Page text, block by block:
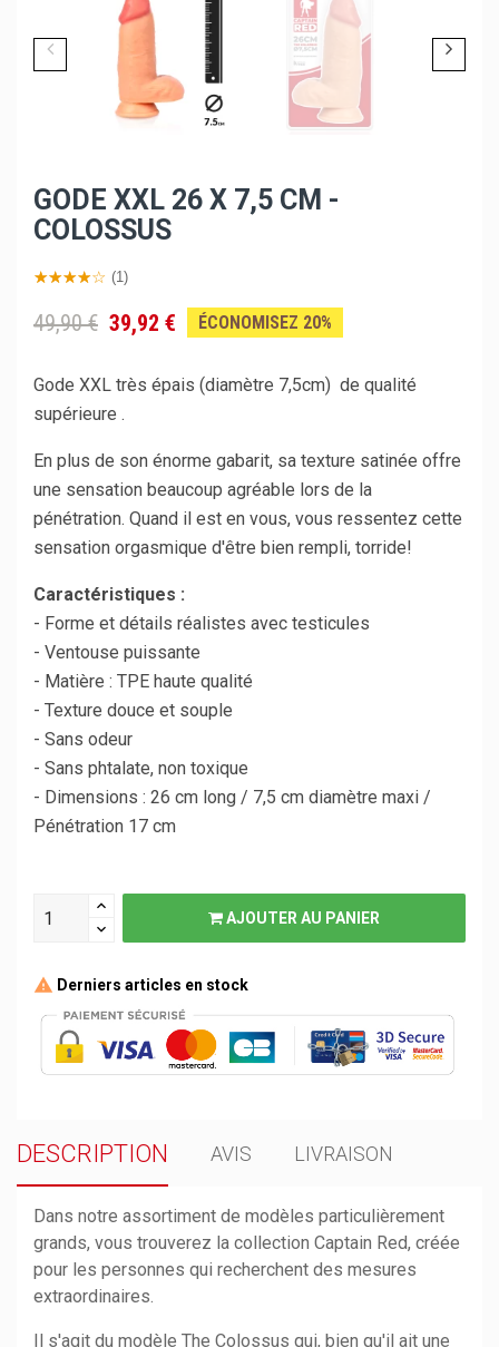
GODE XXL 26 X 7,5 CM -
COLOSSUS
(1)
49,90 € 39,92 € ÉCONOMISEZ 20%
Gode XXL très épais (diamètre 7,5cm) de qualité
supérieure .
En plus de son énorme gabarit, sa texture satinée offre
une sensation beaucoup agréable lors de la
pénétration. Quand il est en vous, vous ressentez cette
sensation orgasmique d'être bien rempli, torride!
Caractéristiques :
- Forme et détails réalistes avec testicules
- Ventouse puissante
- Matière : TPE haute qualité
- Texture douce et souple
- Sans odeur
- Sans phtalate, non toxique
- Dimensions : 26 cm long / 7,5 cm diamètre maxi /
Pénétration 17 cm
AJOUTER AU PANIER
Derniers articles en stock
DESCRIPTION AVIS LIVRAISON
Dans notre assortiment de modèles particulièrement
grands, vous trouverez la collection Captain Red, créée
pour les personnes qui recherchent des mesures
extraordinaires.
Il s'agit du modèle The Colossus qui, bien qu'il ait une